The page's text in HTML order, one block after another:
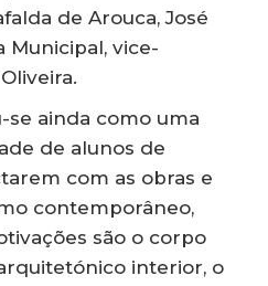
de Arouca, José
Municipal, vice-
ainda como uma
de alunos de
com as obras e
contemporâneo,
são o corpo
interior, o